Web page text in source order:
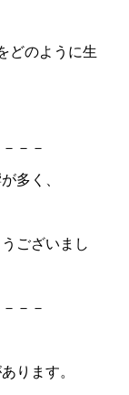
どのように生
－－
多く、
ございまし
－－
ります。